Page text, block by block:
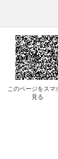
このページをスマ
見る